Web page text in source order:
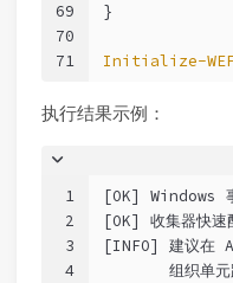
69
70
71
}
Initialize-
执行结果示例：
1
2
3
4
[OK] Windows
[OK] 收集器快速
[INFO] 建议在
组织单